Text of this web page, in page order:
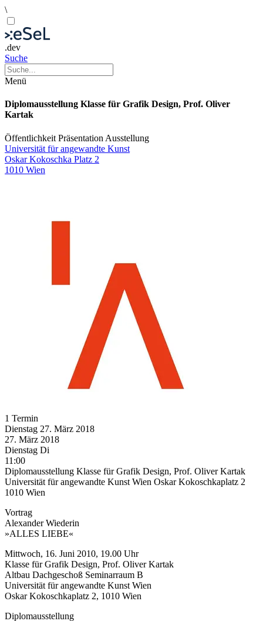
\
.dev
Suche
Menü
Diplomausstellung Klasse für Grafik Design, Prof. Oliver
Kartak
Öffentlichkeit Präsentation Ausstellung
Universität für angewandte Kunst
Oskar Kokoschka Platz 2
1010 Wien
1 Termin
Dienstag 27. März 2018
27. März 2018
Dienstag Di
11:00
Diplomausstellung Klasse für Grafik Design, Prof. Oliver Kartak
Universität für angewandte Kunst Wien Oskar Kokoschkaplatz 2
1010 Wien
Vortrag
Alexander Wiederin
»ALLES LIEBE«
Mittwoch, 16. Juni 2010, 19.00 Uhr
Klasse für Grafik Design, Prof. Oliver Kartak
Altbau Dachgeschoß Seminarraum B
Universität für angewandte Kunst Wien
Oskar Kokoschkaplatz 2, 1010 Wien
Diplomausstellung